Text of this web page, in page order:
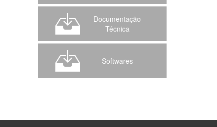
Documentação
Técnica
Softwares